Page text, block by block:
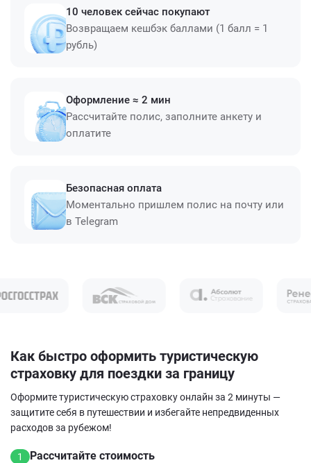
10 человек сейчас покупают
Возвращаем кешбэк баллами (1 балл = 1
рубль)
Оформление ≈ 2 мин
Рассчитайте полис, заполните анкету и
оплатите
Безопасная оплата
Моментально пришлем полис на почту или
в Telegram
Как быстро оформить туристическую
страховку для поездки за границу
Оформите туристическую страховку онлайн за 2 минуты —
защитите себя в путешествии и избегайте непредвиденных
расходов за рубежом!
1
Рассчитайте стоимость